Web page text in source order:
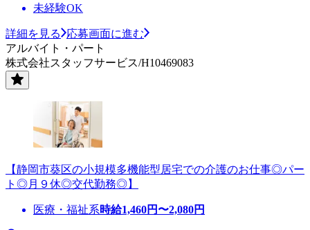
未経験OK
詳細を見る
応募画面に進む
アルバイト・パート
株式会社スタッフサービス/H10469083
【静岡市葵区の小規模多機能型居宅での介護のお仕事◎パー
ト◎月９休◎交代勤務◎】
医療・福祉系時給1,460円〜2,080円